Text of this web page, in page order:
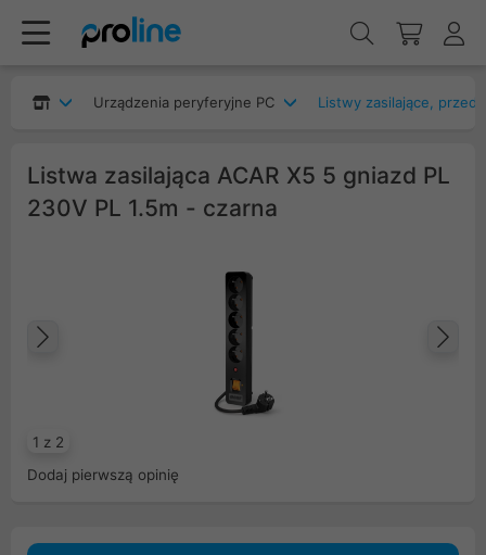
Urządzenia peryferyjne PC Listwy zasilające,
Listwa zasilająca ACAR X5 5 gniazd PL
230V PL 1.5m - czarna
1 z 2
Dodaj pierwszą opinię